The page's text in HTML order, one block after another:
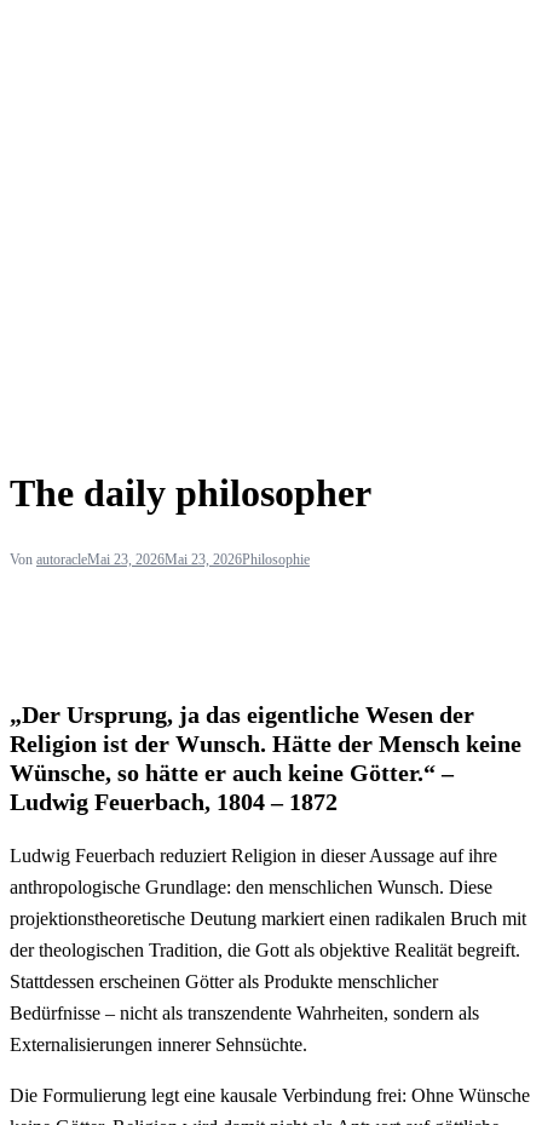
The daily philosopher
Von autoracleMai 23, 2026Mai 23, 2026Philosophie
„Der Ursprung, ja das eigentliche Wesen der
Religion ist der Wunsch. Hätte der Mensch keine
Wünsche, so hätte er auch keine Götter.“ –
Ludwig Feuerbach, 1804 – 1872
Ludwig Feuerbach reduziert Religion in dieser Aussage auf ihre
anthropologische Grundlage: den menschlichen Wunsch. Diese
projektionstheoretische Deutung markiert einen radikalen Bruch mit
der theologischen Tradition, die Gott als objektive Realität begreift.
Stattdessen erscheinen Götter als Produkte menschlicher
Bedürfnisse – nicht als transzendente Wahrheiten, sondern als
Externalisierungen innerer Sehnsüchte.
Die Formulierung legt eine kausale Verbindung frei: Ohne Wünsche